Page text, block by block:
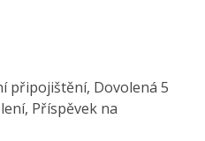
připojištění, Dovolená 5
Příspěvek na